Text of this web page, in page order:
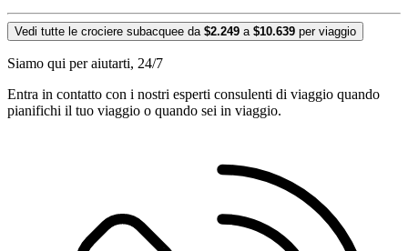
Vedi tutte le crociere subacquee da $2.249 a $10.639 per viaggio
Siamo qui per aiutarti, 24/7
Entra in contatto con i nostri esperti consulenti di viaggio quando
pianifichi il tuo viaggio o quando sei in viaggio.